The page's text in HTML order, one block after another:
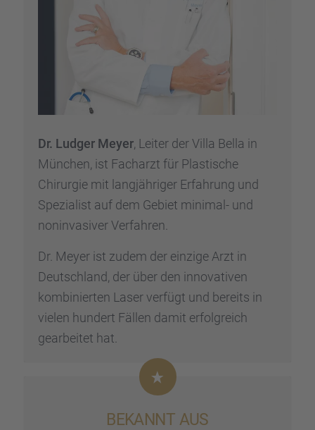
Dr. Ludger Meyer, Leiter der Villa Bella in
München, ist Facharzt für Plasti­sche
Chirur­gie mit langjäh­ri­ger Erfah­rung und
Spezia­list auf dem Gebiet minimal- und
nonin­va­si­ver Verfah­ren.
Dr. Meyer ist zudem der einzige Arzt in
Deutsch­land, der über den innova­ti­ven
kombi­nier­ten Laser verfügt und bereits in
vielen hundert Fällen damit erfolg­reich
gearbei­tet hat.
BEKANNT AUS